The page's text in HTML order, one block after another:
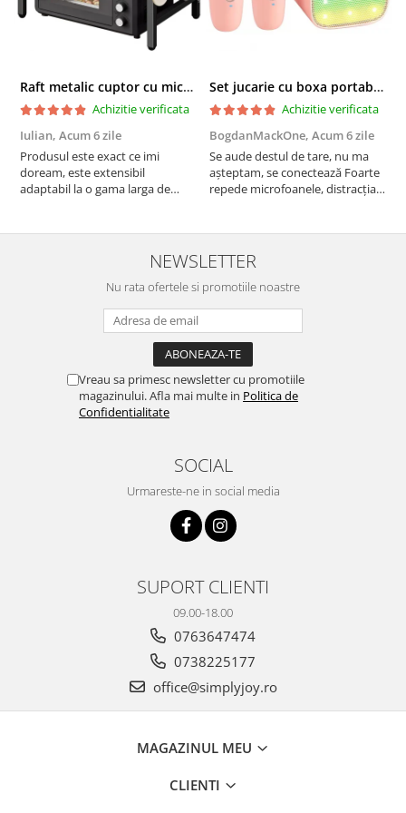
Raft metalic cuptor cu microunde, Simply Joy, 6 Carlige, Ajustabil, Raft Organizator extensibil, pentru bucatarie, casa, balcon, Etajera ajustabila cu 2 Niveluri, Anti Alunecare, Negru
Achizitie verificata
Iulian, Acum 6 zile
Produsul este exact ce imi
doream, este extensibil
adaptabil la o gama larga de
cuptorului - este destul de
spatios, practic. Sunt multumit.
Set jucarie cu boxa portabila si 2 microfoane, Wireless, Bluetooth, Simply Joy, Karaoke, Copii si Adulti, Lumini LED RGB Dinamice, Roz
Achizitie verificata
BogdanMackOne, Acum 6 zile
Se aude destul de tare, nu ma
așteptam, se conectează Foarte
repede microfoanele, distracția
testul rezistenta!! Merita
NEWSLETTER
Nu rata ofertele si promotiile noastre
Vreau sa primesc newsletter cu promotiile
magazinului. Afla mai multe in Politica de
Confidentialitate
SOCIAL
Urmareste-ne in social media
SUPORT CLIENTI
09.00-18.00
0763647474
0738225177
office@simplyjoy.ro
MAGAZINUL MEU
CLIENTI